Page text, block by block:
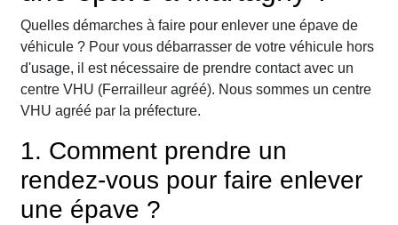
Quelles démarches à faire pour enlever une épave de
véhicule ? Pour vous débarrasser de votre véhicule hors
d'usage, il est nécessaire de prendre contact avec un
centre VHU (Ferrailleur agréé). Nous sommes un centre
VHU agréé par la préfecture.
1. Comment prendre un
rendez-vous pour faire enlever
une épave ?